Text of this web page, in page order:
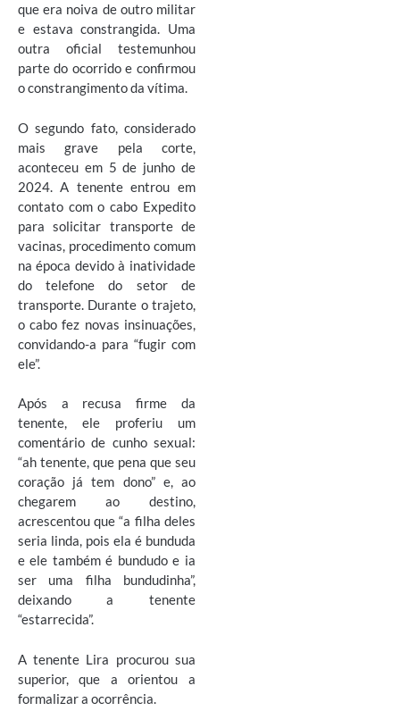
que era noiva de outro militar
e estava constrangida. Uma
outra oficial testemunhou
parte do ocorrido e confirmou
o constrangimento da vítima.
O segundo fato, considerado
mais grave pela corte,
aconteceu em 5 de junho de
2024. A tenente entrou em
contato com o cabo Expedito
para solicitar transporte de
vacinas, procedimento comum
na época devido à inatividade
do telefone do setor de
transporte. Durante o trajeto,
o cabo fez novas insinuações,
convidando-a para “fugir com
ele”.
Após a recusa firme da
tenente, ele proferiu um
comentário de cunho sexual:
“ah tenente, que pena que seu
coração já tem dono” e, ao
chegarem ao destino,
acrescentou que “a filha deles
seria linda, pois ela é bunduda
e ele também é bundudo e ia
ser uma filha bundudinha”,
deixando a tenente
“estarrecida”.
A tenente Lira procurou sua
superior, que a orientou a
formalizar a ocorrência.